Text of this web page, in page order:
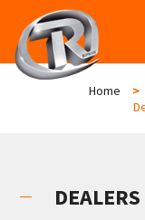
Home >